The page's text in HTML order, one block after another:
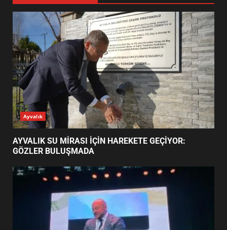
7
ŞEKİLLENDİ?
1
AYVALIK SU MİRASI İÇİN
HAREKETE GEÇİYOR: GÖZLER
BULUŞMADA
2
ESA 2026’DA TÜRK BAHARATI
NEYİ TEMSİL ETTİ?
EİB’DE KRİTİK ATAMA:
SÜRDÜRÜLEBİLİRLİKTE NE
DEĞİŞECEK?
Ayvalık
AYVALIK SU MİRASI İÇİN HAREKETE GEÇİYOR:
GÖZLER BULUŞMADA